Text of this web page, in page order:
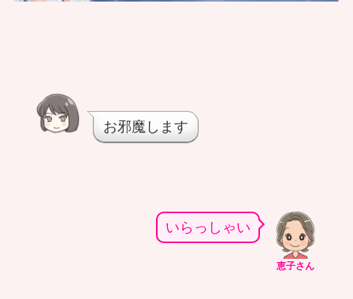
お邪魔します
恵子さん
いらっしゃい